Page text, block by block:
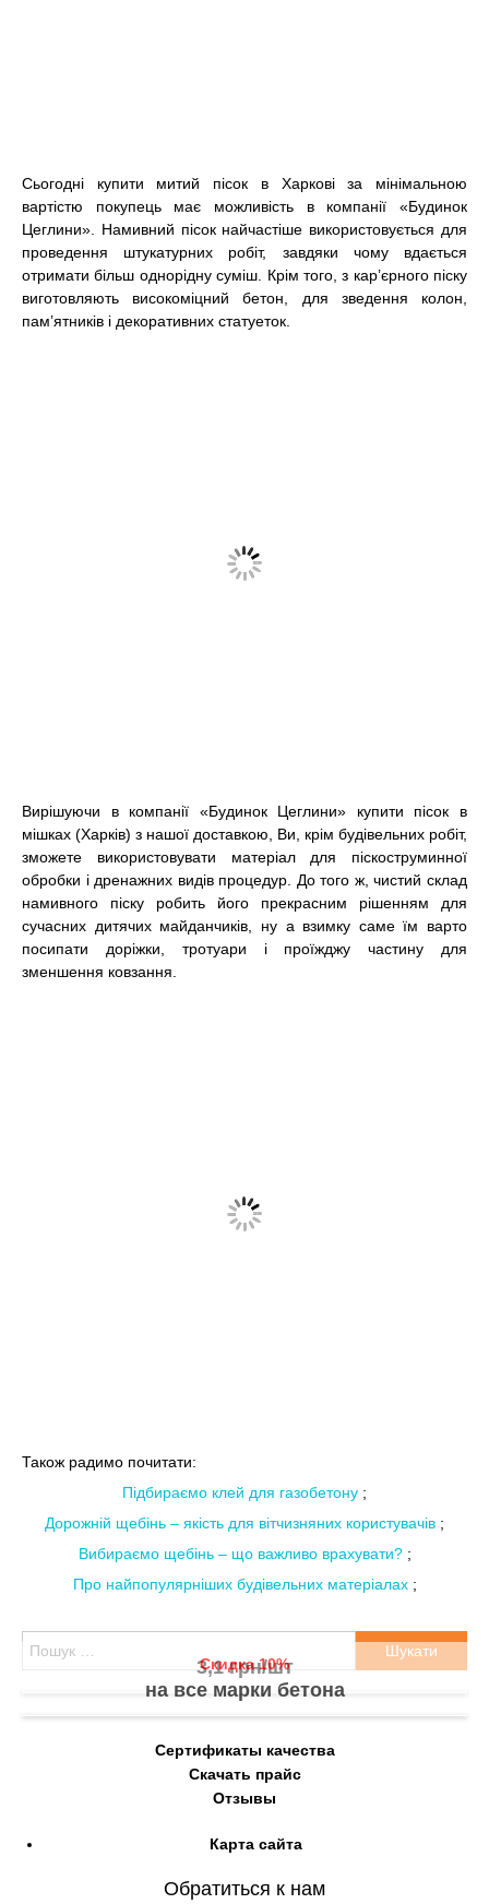
Пошук:
3,1 грн/шт
Скидка 10%
на все марки бетона
Сертификаты качества
Скачать прайс
Отзывы
Карта сайта
Обратиться к нам
Сьогодні купити митий пісок в Харковіза мінімальною
вартістю покупець має можливість в компанії «Будинок
Цеглини». Намивний пісок найчастіше використовується для
проведення штукатурних робіт, завдяки чому вдається
отримати більш однорідну суміш. Крім того, з кар’єрного піску
виготовляють високоміцний бетон, для зведення колон,
пам’ятників і декоративних статуеток.
Вирішуючи в компанії «Будинок Цеглини» купити пісок в
мішках (Харків) з нашої доставкою, Ви, крім будівельних робіт,
зможете використовувати матеріал для піскоструминної
обробки і дренажних видів процедур. До того ж, чистий склад
намивного піску робить його прекрасним рішенням для
сучасних дитячих майданчиків, ну а взимку саме їм варто
посипати доріжки, тротуари і проїжджу частину для
зменшення ковзання.
Також радимо почитати:
Підбираємо клей для газобетону ;
Дорожній щебінь – якість для вітчизняних користувачів ;
Вибираємо щебінь – що важливо врахувати? ;
Про найпопулярніших будівельних матеріалах ;